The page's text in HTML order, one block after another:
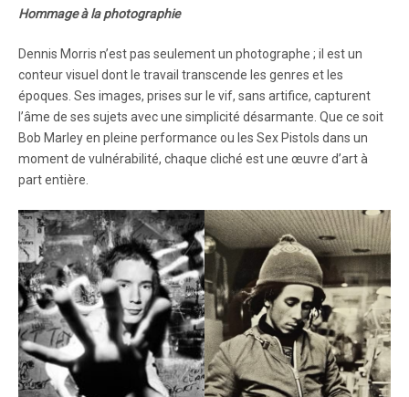
Hommage à la photographie
Dennis Morris n’est pas seulement un photographe ; il est un
conteur visuel dont le travail transcende les genres et les
époques. Ses images, prises sur le vif, sans artifice, capturent
l’âme de ses sujets avec une simplicité désarmante. Que ce soit
Bob Marley en pleine performance ou les Sex Pistols dans un
moment de vulnérabilité, chaque cliché est une œuvre d’art à
part entière.